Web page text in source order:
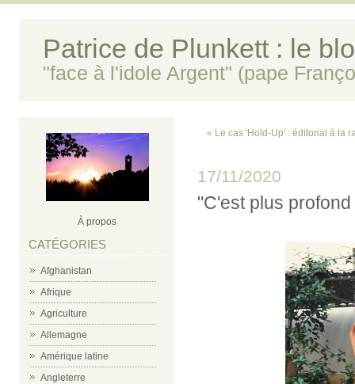
Patrice de Plunkett : le
"face à l'idole Argent" (pape
À propos
CATÉGORIES
Afghanistan
Afrique
Agriculture
Allemagne
Amérique latine
Angleterre
« Le cas 'Hold-Up' : éditorial à la
17/11/2020
"C'est plus